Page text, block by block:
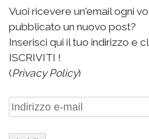
Vuoi ricevere un'email ogni
pubblicato un nuovo post?
Inserisci qui il tuo indirizzo e
ISCRIVITI !
(Privacy Policy)
Indirizzo
e-
mail